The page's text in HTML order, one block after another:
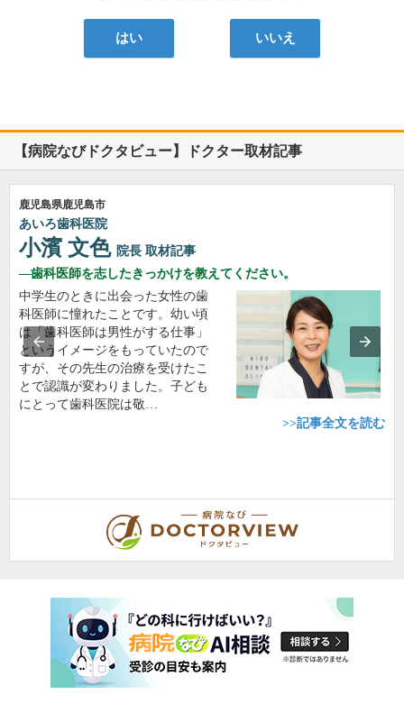
はい いいえ
【病院なびドクタビュー】ドクター取材記事
鹿児島県鹿児島市
あいろ歯科医院
小濱 文色 院長 取材記事
歯科医師を志したきっかけを教えてください。
中学生のときに出会った女性の歯
科医師に憧れたことです。幼い頃
は「歯科医師は男性がする仕事」
というイメージをもっていたので
すが、その先生の治療を受けたこ
とで認識が変わりました。子ども
にとって歯科医院は敬…
>>記事全文を読む